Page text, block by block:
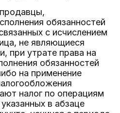
обязанностей
с исчислением
не являющиеся
при утрате права на
обязанностей
на применение
налог по операциям
в абзаце